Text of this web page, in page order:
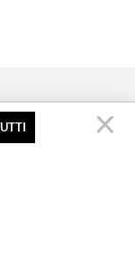
Servizio clienti